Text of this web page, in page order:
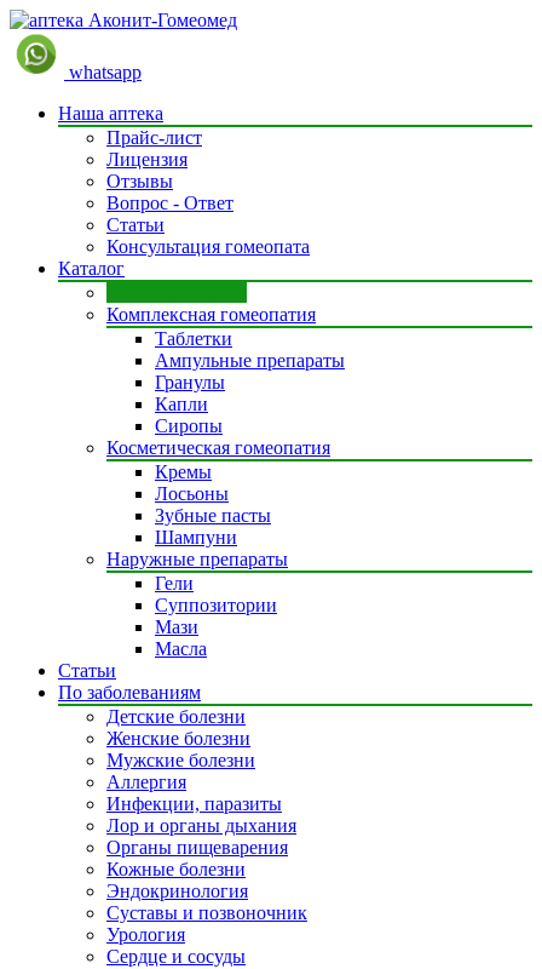
whatsapp
Наша аптека
Прайс-лист
Лицензия
Отзывы
Вопрос - Ответ
Статьи
Консультация гомеопата
Каталог
Комплексная гомеопатия
Таблетки
Ампульные препараты
Гранулы
Капли
Сиропы
Косметическая гомеопатия
Кремы
Лосьоны
Зубные пасты
Шампуни
Наружные препараты
Гели
Суппозитории
Мази
Масла
Статьи
По заболеваниям
Детские болезни
Женские болезни
Мужские болезни
Аллергия
Инфекции, паразиты
Лор и органы дыхания
Органы пищеварения
Кожные болезни
Эндокринология
Суставы и позвоночник
Урология
Сердце и сосуды